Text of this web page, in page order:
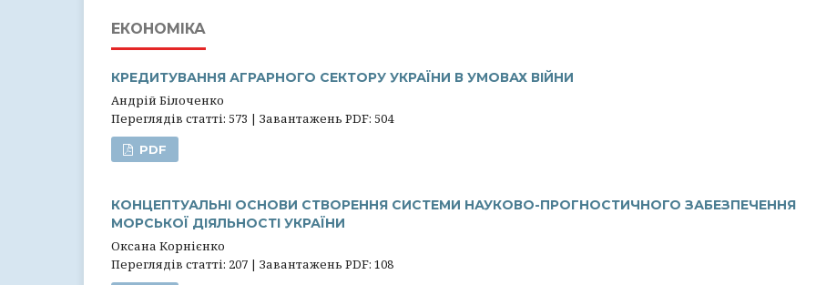
ЕКОНОМІКА
КРЕДИТУВАННЯ АГРАРНОГО СЕКТОРУ УКРАЇНИ В УМОВАХ ВІЙНИ
Андрій Білоченко
Переглядів статті: 573 | Завантажень PDF: 504
PDF
КОНЦЕПТУАЛЬНІ ОСНОВИ СТВОРЕННЯ СИСТЕМИ НАУКОВО-ПРОГНОСТИЧНОГО ЗАБЕЗПЕЧЕННЯ
МОРСЬКОЇ ДІЯЛЬНОСТІ УКРАЇНИ
Оксана Корнієнко
Переглядів статті: 207 | Завантажень PDF: 108